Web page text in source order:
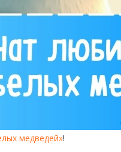
медведей»!